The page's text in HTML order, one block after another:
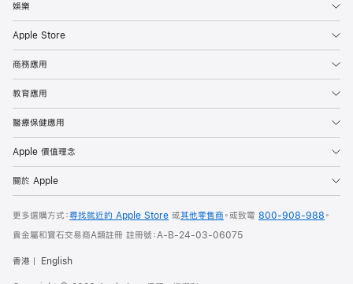
娛樂
Apple Store
商務應用
教育應用
醫療保健應用
Apple 價值理念
關於 Apple
更多選購方式：尋找就近的 Apple Store 或其他零售商 。或致電 800-908-988 。
貴金屬和寶石交易商A類註冊 註冊號：A-B-24-03-06075
香港 English